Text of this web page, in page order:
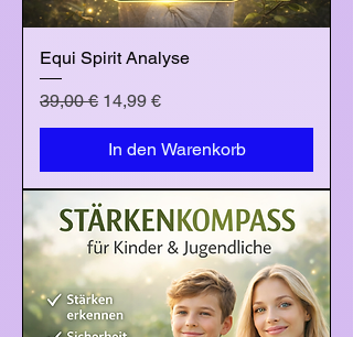
Equi Spirit Analyse
Standardpreis
39,00 € Sale-Preis
14,99 €
In den Warenkorb